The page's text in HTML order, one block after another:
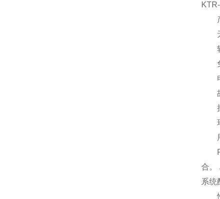
产
无
轴
免
电
故
扭
环
用
合。
系统